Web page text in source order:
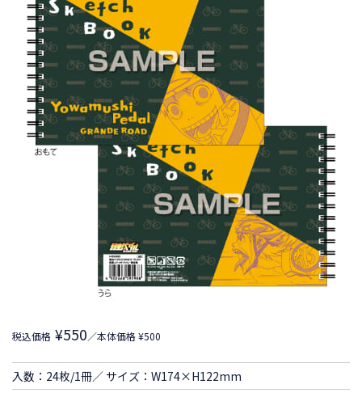
税込価格 ¥550／本体価格 ¥500
入数：24枚/1冊／ サイズ：W174×H122mm